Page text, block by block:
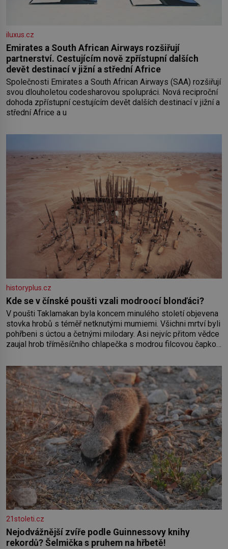
iluxus.cz
Emirates a South African Airways rozšiřují
partnerství. Cestujícím nově zpřístupní dalších
devět destinací v jižní a střední Africe
Společnosti Emirates a South African Airways (SAA) rozšiřují
svou dlouholetou codesharovou spolupráci. Nová reciproční
dohoda zpřístupní cestujícím devět dalších destinací v jižní a
střední Africe a u
historyplus.cz
Kde se v čínské poušti vzali modroocí blonďáci?
V poušti Taklamakan byla koncem minulého století objevena
stovka hrobů s téměř netknutými mumiemi. Všichni mrtví byli
pohřbeni s úctou a četnými milodary. Asi nejvíc přitom vědce
zaujal hrob tříměsíčního chlapečka s modrou filcovou čapkou,
nesmírně dobře zachovalá, přičítají odborníci zdejším
klimatickým podmínkám. Sucho, prosolené písky a extrémně
21stoleti.cz
Nejodvážnější zvíře podle Guinnessovy knihy
rekordů? Šelmička s pruhem na hřbetě!